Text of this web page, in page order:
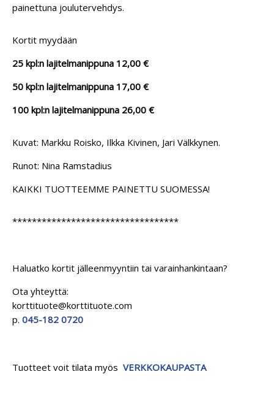
painettuna joulutervehdys.
Kortit myydään
25 kpl:n lajitelmanippuna 12,00 €
50 kpl:n lajitelmanippuna 17,00 €
100 kpl:n lajitelmanippuna 26,00 €
Kuvat: Markku Roisko, Ilkka Kivinen, Jari Välkkynen.
Runot: Nina Ramstadius
KAIKKI TUOTTEEMME PAINETTU SUOMESSA!
**********************************
Haluatko kortit jälleenmyyntiin tai varainhankintaan?
Ota yhteyttä:
korttituote@korttituote.com
p. 045-182 0720
Tuotteet voit tilata myös VERKKOKAUPASTA